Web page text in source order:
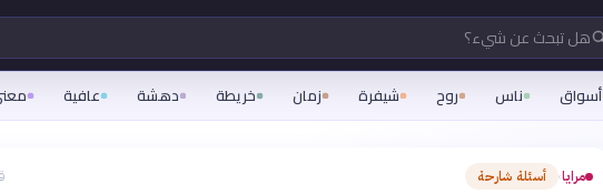
هل تبحث عن شيء؟
أسواق ناس روح شيفرة زمان خريطة دهشة عافية
مرايا› أسئلة شارحة